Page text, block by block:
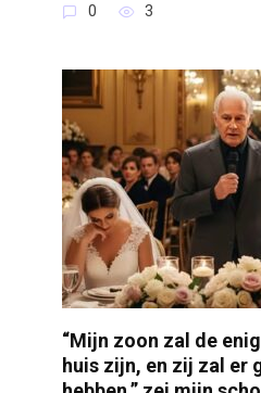
0 3
“Mijn zoon zal de
huis zijn, en zij zal er